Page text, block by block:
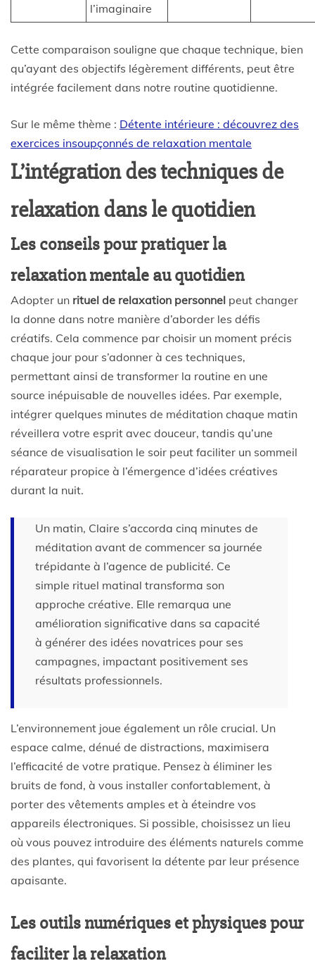
l’imaginaire
Cette comparaison souligne que chaque technique, bien
qu’ayant des objectifs légèrement différents, peut être
intégrée facilement dans notre routine quotidienne.
Sur le même thème : Détente intérieure : découvrez des
exercices insoupçonnés de relaxation mentale
L’intégration des techniques de
relaxation dans le quotidien
Les conseils pour pratiquer la
relaxation mentale au quotidien
Adopter un rituel de relaxation personnel peut changer
la donne dans notre manière d’aborder les défis
créatifs. Cela commence par choisir un moment précis
chaque jour pour s’adonner à ces techniques,
permettant ainsi de transformer la routine en une
source inépuisable de nouvelles idées. Par exemple,
intégrer quelques minutes de méditation chaque matin
réveillera votre esprit avec douceur, tandis qu’une
séance de visualisation le soir peut faciliter un sommeil
réparateur propice à l’émergence d’idées créatives
durant la nuit.
Un matin, Claire s’accorda cinq minutes de
méditation avant de commencer sa journée
trépidante à l’agence de publicité. Ce
simple rituel matinal transforma son
approche créative. Elle remarqua une
amélioration significative dans sa capacité
à générer des idées novatrices pour ses
campagnes, impactant positivement ses
résultats professionnels.
L’environnement joue également un rôle crucial. Un
espace calme, dénué de distractions, maximisera
l’efficacité de votre pratique. Pensez à éliminer les
bruits de fond, à vous installer confortablement, à
porter des vêtements amples et à éteindre vos
appareils électroniques. Si possible, choisissez un lieu
où vous pouvez introduire des éléments naturels comme
des plantes, qui favorisent la détente par leur présence
apaisante.
Les outils numériques et physiques pour
faciliter la relaxation